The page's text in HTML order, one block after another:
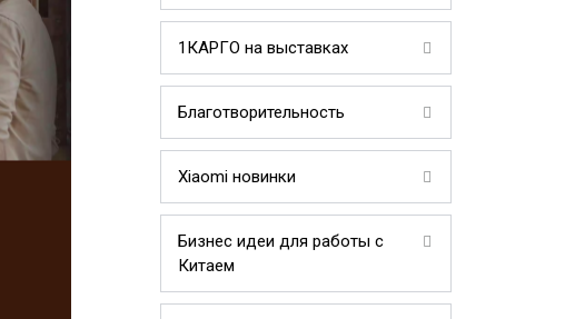
1КАРГО на выставках
Благотворительность
Xiaomi новинки
Бизнес идеи для работы с
Китаем